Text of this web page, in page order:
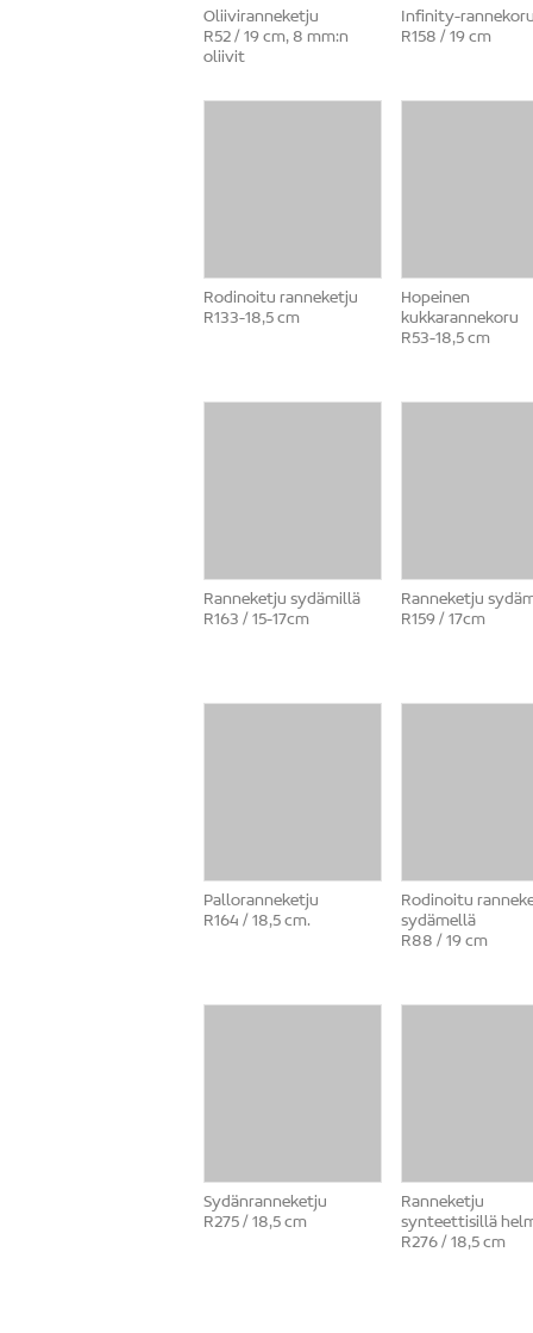
Oliiviranneketju
R52 / 19 cm, 8 mm:n
oliivit
Infinity-
R158 / 19 cm
Rodinoitu ranneketju
R133-18,5 cm
Hopeinen
kukkarannekoru
R53-18,5 cm
Ranneketju sydämillä
R163 / 15-17cm
Ranneketju
R159 / 17cm
Palloranneketju
R164 / 18,5 cm.
Rodinoitu
sydämellä
R88 / 19 cm
Sydänranneketju
R275 / 18,5 cm
Ranneketju
synteettisillä
R276 / 18,5 cm